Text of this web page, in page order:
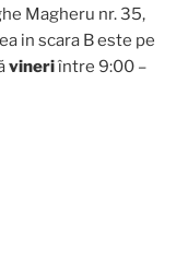
Magheru nr. 35,
in scara B este pe
vineriîntre 9:00 –